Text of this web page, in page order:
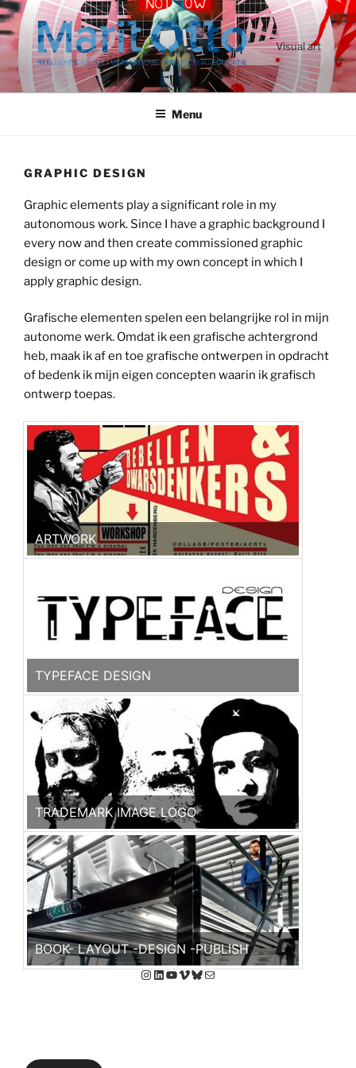
Ga
naar
de
inhoud
Visual art
Menu
GRAPHIC DESIGN
Graphic elements play a significant role in my
autonomous work. Since I have a graphic background I
every now and then create commissioned graphic
design or come up with my own concept in which I
apply graphic design.
Grafische elementen spelen een belangrijke rol in mijn
autonome werk. Omdat ik een grafische achtergrond
heb, maak ik af en toe grafische ontwerpen in opdracht
of bedenk ik mijn eigen concepten waarin ik grafisch
ontwerp toepas.
ARTWORK
TYPEFACE DESIGN
TRADEMARK IMAGE LOGO
BOOK- LAYOUT -DESIGN -PUBLISH
Instagram
LinkedIn
YouTube
Vimeo
Bluesky
E-mail